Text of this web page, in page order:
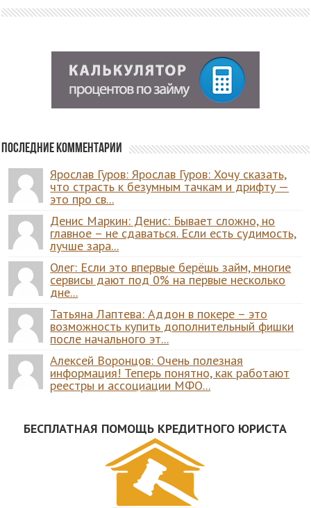
Последние комментарии
Ярослав Гуров: Ярослав Гуров: Хочу сказать,
что страсть к безумным тачкам и дрифту —
это про св...
Денис Маркин: Денис: Бывает сложно, но
главное – не сдаваться. Если есть судимость,
лучше зара...
Олег: Если это впервые берёшь займ, многие
сервисы дают под 0% на первые несколько
дне...
Татьяна Лаптева: Аддон в покере – это
возможность купить дополнительный фишки
после начального эт...
Алексей Воронцов: Очень полезная
информация! Теперь понятно, как работают
реестры и ассоциации МФО...
БЕСПЛАТНАЯ ПОМОЩЬ КРЕДИТНОГО ЮРИСТА